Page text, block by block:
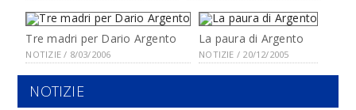
Tre madri per Dario Argento
NOTIZIE / 8/03/2006
La paura di Argento
NOTIZIE / 20/12/2005
NOTIZIE